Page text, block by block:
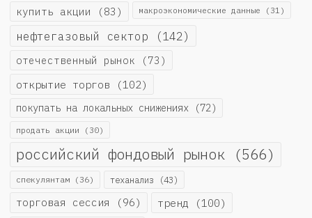
купить акции (83) макроэкономические данные (31)
нефтегазовый сектор (142)
отечественный рынок (73)
открытие торгов (102)
покупать на локальных снижениях (72)
продать акции (30)
российский фондовый рынок (566)
спекулянтам (36) теханализ (43)
торговая сессия (96) тренд (100)